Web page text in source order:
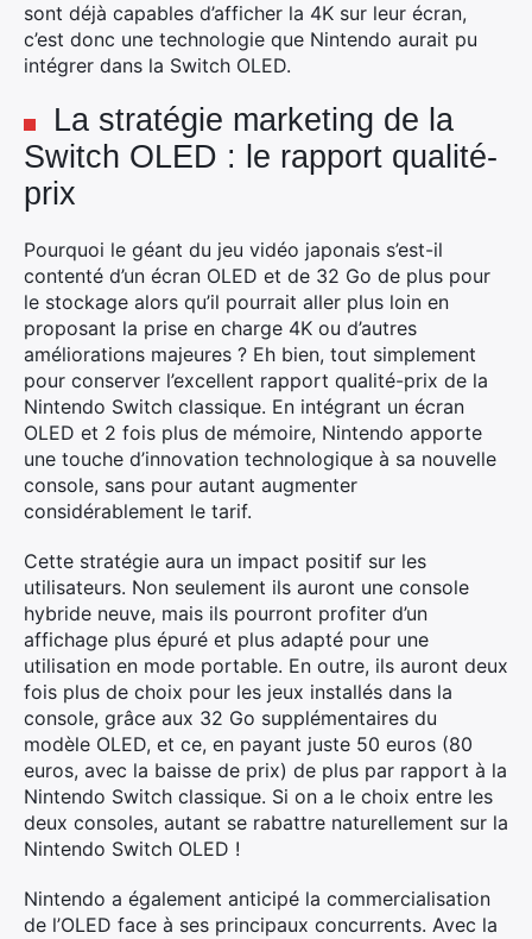
sont déjà capables d’afficher la 4K sur leur écran,
c’est donc une technologie que Nintendo aurait pu
intégrer dans la Switch OLED.
La stratégie marketing de la
Switch OLED : le rapport qualité-
prix
Pourquoi le géant du jeu vidéo japonais s’est-il
contenté d’un écran OLED et de 32 Go de plus pour
le stockage alors qu’il pourrait aller plus loin en
proposant la prise en charge 4K ou d’autres
améliorations majeures ? Eh bien, tout simplement
pour conserver l’excellent rapport qualité-prix de la
Nintendo Switch classique. En intégrant un écran
OLED et 2 fois plus de mémoire, Nintendo apporte
une touche d’innovation technologique à sa nouvelle
console, sans pour autant augmenter
considérablement le tarif.
Cette stratégie aura un impact positif sur les
utilisateurs. Non seulement ils auront une console
hybride neuve, mais ils pourront profiter d’un
affichage plus épuré et plus adapté pour une
utilisation en mode portable. En outre, ils auront deux
fois plus de choix pour les jeux installés dans la
console, grâce aux 32 Go supplémentaires du
modèle OLED, et ce, en payant juste 50 euros (80
euros, avec la baisse de prix) de plus par rapport à la
Nintendo Switch classique. Si on a le choix entre les
deux consoles, autant se rabattre naturellement sur la
Nintendo Switch OLED !
Nintendo a également anticipé la commercialisation
de l’OLED face à ses principaux concurrents. Avec la